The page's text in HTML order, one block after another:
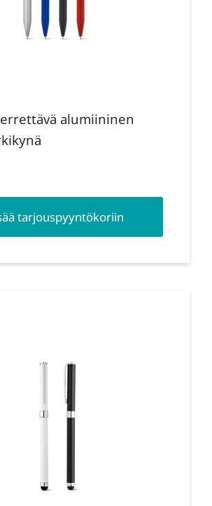
alumiininen
tarjouspyyntökoriin